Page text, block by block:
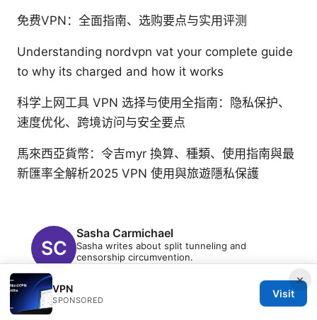
免费VPN：全面指南、选购要点与实用评测
Understanding nordvpn vat your complete guide
to why its charged and how it works
科学上网工具 VPN 选择与使用全指南：隐私保护、
速度优化、跨境访问与安全要点
馬來西亞貨幣：令吉myr 換算、種類、使用指南與最
新匯率全解析2025 VPN 使用與旅遊隱私保護
Sasha Carmichael
Sasha writes about split tunneling and
censorship circumvention.
×
VPN
SPONSORED
Visit